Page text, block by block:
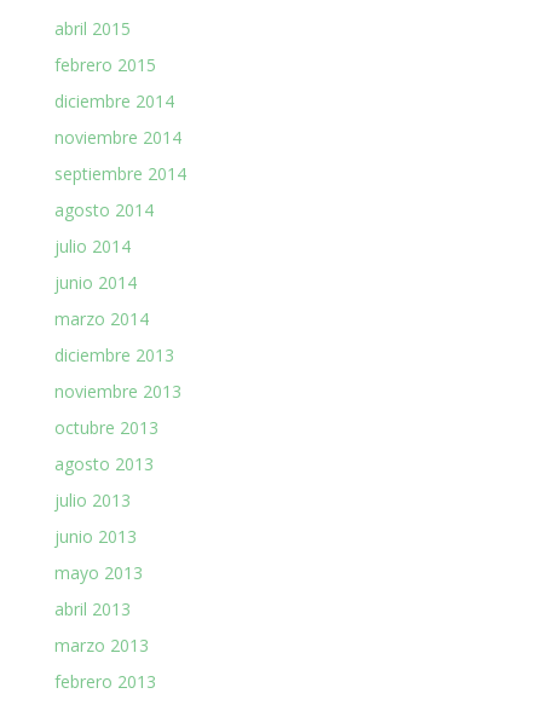
abril 2015
febrero 2015
diciembre 2014
noviembre 2014
septiembre 2014
agosto 2014
julio 2014
junio 2014
marzo 2014
diciembre 2013
noviembre 2013
octubre 2013
agosto 2013
julio 2013
junio 2013
mayo 2013
abril 2013
marzo 2013
febrero 2013